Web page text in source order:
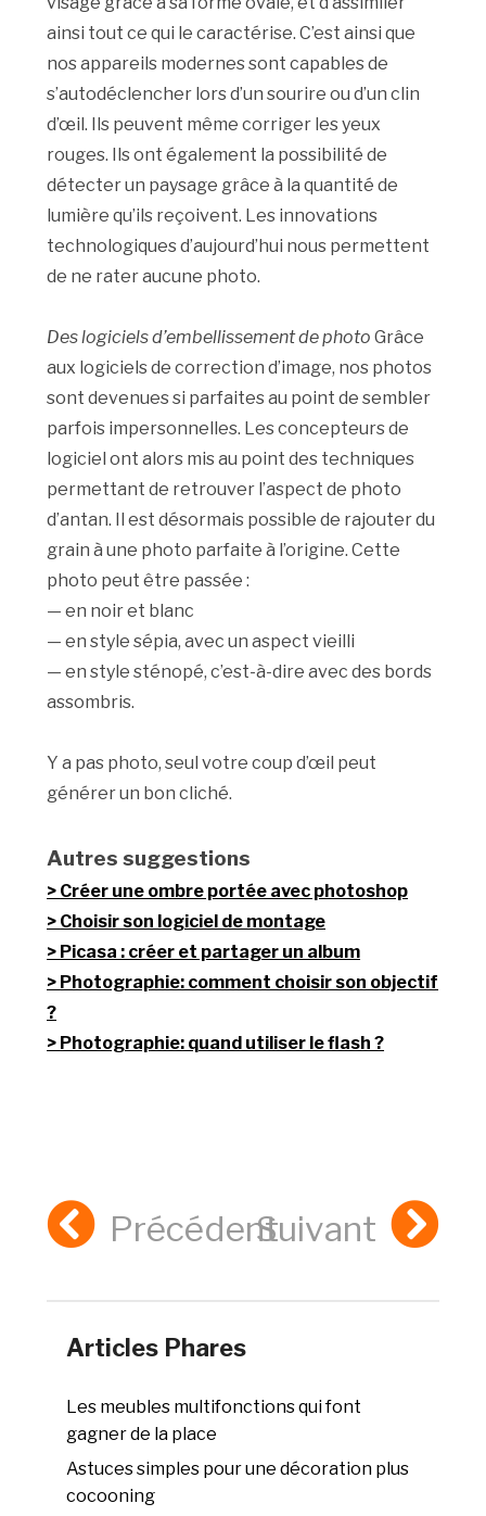
ainsi tout ce qui le caractérise. C’est ainsi que
nos appareils modernes sont capables de
s’autodéclencher lors d’un sourire ou d’un clin
d’œil. Ils peuvent même corriger les yeux
rouges. Ils ont également la possibilité de
détecter un paysage grâce à la quantité de
lumière qu’ils reçoivent. Les innovations
technologiques d’aujourd’hui nous permettent
de ne rater aucune photo.
Des logiciels d’embellissement de photo Grâce
aux logiciels de correction d’image, nos photos
sont devenues si parfaites au point de sembler
parfois impersonnelles. Les concepteurs de
logiciel ont alors mis au point des techniques
permettant de retrouver l’aspect de photo
d’antan. Il est désormais possible de rajouter du
grain à une photo parfaite à l’origine. Cette
photo peut être passée :
— en noir et blanc
— en style sépia, avec un aspect vieilli
— en style sténopé, c’est-à-dire avec des bords
assombris.
Y a pas photo, seul votre coup d’œil peut
générer un bon cliché.
Autres suggestions
Créer une ombre portée avec photoshop
Choisir son logiciel de montage
Picasa : créer et partager un album
Photographie: comment choisir son objectif
?
Photographie: quand utiliser le flash ?
PrécédentSuivant
Articles Phares
Les meubles multifonctions qui font
gagner de la place
Astuces simples pour une décoration plus
cocooning